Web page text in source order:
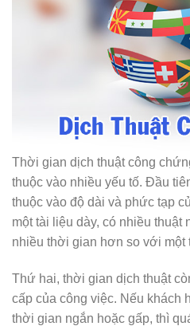
Thời gian dịch thuật công
thuộc vào nhiều yếu tố. Đầu
thuộc vào độ dài và phức tạp
một tài liệu dày, có nhiều thuật
nhiều thời gian hơn so với một
Thứ hai, thời gian dịch thuật
cấp của công việc. Nếu khách
thời gian ngắn hoặc gấp, thì